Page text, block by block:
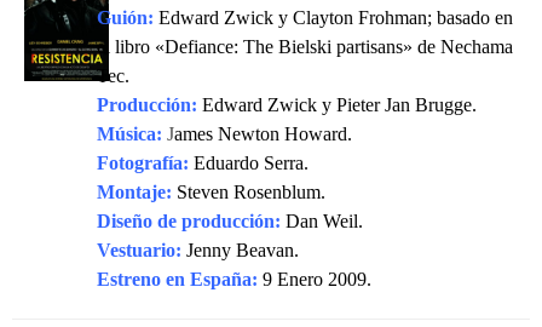
Guión: Edward Zwick y Clayton Frohman; basado en
el libro «Defiance: The Bielski partisans» de Nechama
Tec.
Producción: Edward Zwick y Pieter Jan Brugge.
Música: James Newton Howard.
Fotografía: Eduardo Serra.
Montaje: Steven Rosenblum.
Diseño de producción: Dan Weil.
Vestuario: Jenny Beavan.
Estreno en España: 9 Enero 2009.